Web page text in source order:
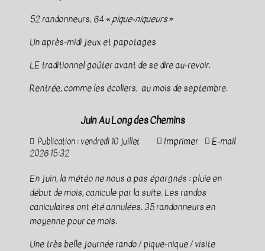
52 randonneurs, 64 «pique-niqueurs»
Un après-midi jeux et papotages
LE traditionnel goûter avant de se dire au-revoir.
Rentrée, comme les écoliers, au mois de septembre.
Juin Au Long des Chemins
Imprimer E-mail
Publication : vendredi 10 juillet
2026 15:32
En juin, la météo ne nous a pas épargnés : pluie en
début de mois, canicule par la suite. Les randos
caniculaires ont été annulées. 35 randonneurs en
moyenne pour ce mois.
Une très belle journée rando / pique-nique / visite